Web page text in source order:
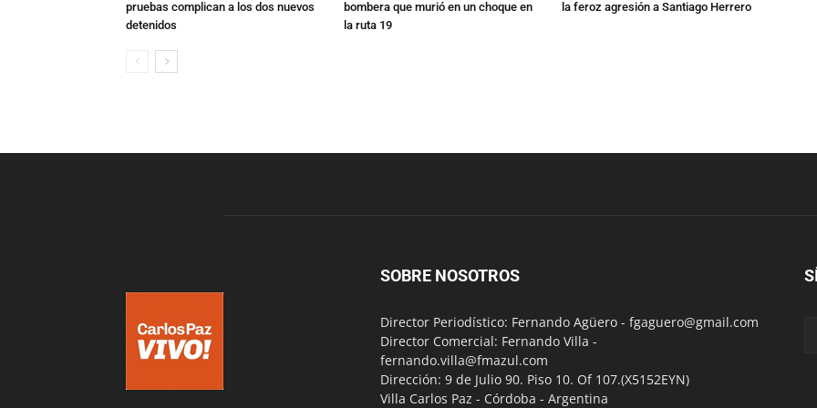
pruebas complican a los dos nuevos
detenidos
bombera que murió en un choque en
la ruta 19
la feroz agresión a Santiago Herrero
SOBRE NOSOTROS
Director Periodístico: Fernando Agüero - fgaguero@gmail.com
Director Comercial: Fernando Villa -
fernando.villa@fmazul.com
Dirección: 9 de Julio 90. Piso 10. Of 107.(X5152EYN)
Villa Carlos Paz - Córdoba - Argentina